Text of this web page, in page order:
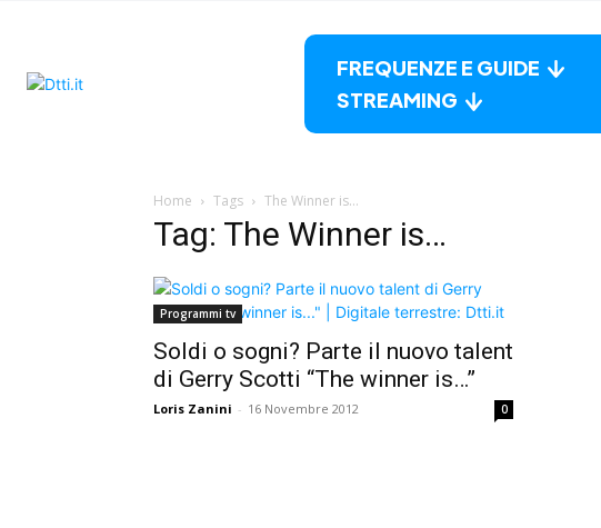
FREQUENZE E GUIDE
STREAMING
Home Tags The Winner is…
Tag: The Winner is…
Programmi tv
Soldi o sogni? Parte il nuovo talent
di Gerry Scotti “The winner is…”
Loris Zanini - 16 Novembre 2012 0